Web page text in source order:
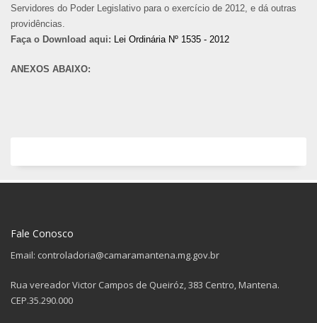
Servidores do Poder Legislativo para o exercício de 2012, e dá outras
providências.
Faça o Download aqui: Lei Ordinária Nº 1535 - 2012
ANEXOS ABAIXO:
Fale Conosco
Email: controladoria@camaramantena.mg.gov.br
Rua vereador Victor Campos de Queiróz, 383 Centro, Mantena.
CEP.35.290.000